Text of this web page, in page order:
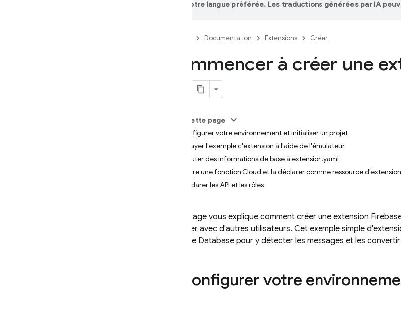
votre langue préférée. Les traductions générées par IA
Documentation Extensions Créer
Commencer à créer une
Sur cette page
1. Configurer votre environnement et initialiser un projet
2. Essayer l'exemple d'extension à l'aide de l'émulateur
3. Ajouter des informations de base à extension.yaml
4. Écrire une fonction Cloud et la déclarer comme ressource d'extension
5. Déclarer les API et les rôles
Cette page vous explique comment créer une extension
partager avec d'autres utilisateurs. Cet exemple simple
Realtime Database pour y détecter les messages et les
Configurer votre